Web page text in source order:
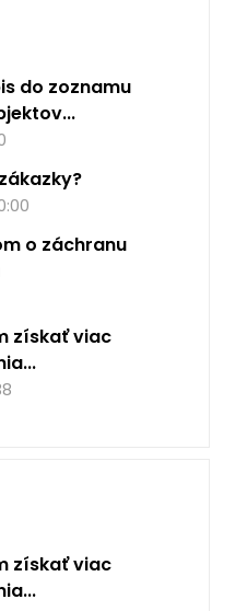
do zoznamu
o záchranu
získať viac
získať viac